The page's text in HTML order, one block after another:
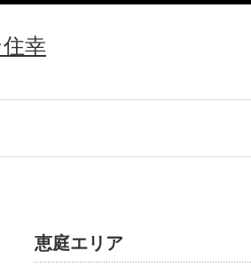
幸
恵庭エリア